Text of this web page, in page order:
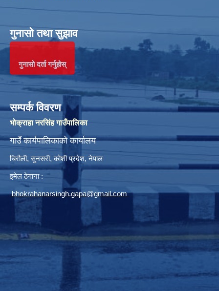
गुनासो तथा सुझाव
गुनासो दर्ता गर्नुहोस्
सम्पर्क विवरण
भोक्राहा नरसिंह गाउँपालिका
गाउँ कार्यपालिकाको कार्यालय
चिरौली, सुनसरी, कोशी प्रदेश, नेपाल
इमेल ठेगाना :
bhokrahanarsingh.gapa@gmail.com